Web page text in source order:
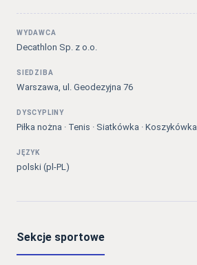
WYDAWCA
Decathlon Sp. z o.o.
SIEDZIBA
Warszawa, ul. Geodezyjna 76
DYSCYPLINY
Piłka nożna · Tenis · Siatkówka · Koszykówka
JĘZYK
polski (pl-PL)
Sekcje sportowe